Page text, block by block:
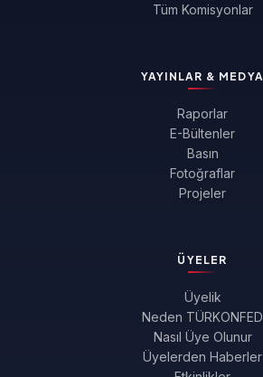
Tüm Komisyonlar
YAYINLAR & MEDYA
Raporlar
E-Bültenler
Basın
Fotoğraflar
Projeler
ÜYELER
Üyelik
Neden TÜRKONFED
Nasıl Üye Olunur
Üyelerden Haberler